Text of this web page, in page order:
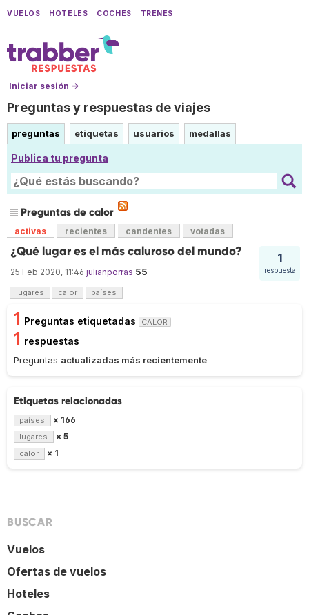
VUELOS HOTELES COCHES TRENES
Iniciar sesión →
Preguntas y respuestas de viajes
preguntas etiquetas usuarios medallas
Publica tu pregunta
Preguntas de calor
activas recientes candentes votadas
1
respuesta
¿Qué lugar es el más caluroso del mundo?
25 Feb 2020, 11:46 julianporras 55
lugares calor países
1 Preguntas etiquetadas CALOR
1 respuestas
Preguntas actualizadas más recientemente
Etiquetas relacionadas
países × 166
lugares × 5
calor × 1
BUSCAR
Vuelos
Ofertas de vuelos
Hoteles